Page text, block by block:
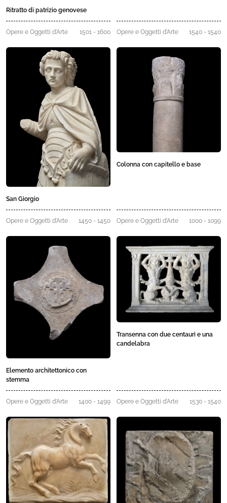
Ritratto di patrizio genovese
Opere e Oggetti d'Arte 1501 - 1600 Opere e Oggetti d'Arte 1540 - 1540
San Giorgio
Opere e Oggetti d'Arte 1450 - 1450
Colonna con capitello e base
Opere e Oggetti d'Arte 1000 - 1099
Elemento architettonico con
stemma
Opere e Oggetti d'Arte 1400 - 1499
Transenna con due centauri e una
candelabra
Opere e Oggetti d'Arte 1530 - 1540